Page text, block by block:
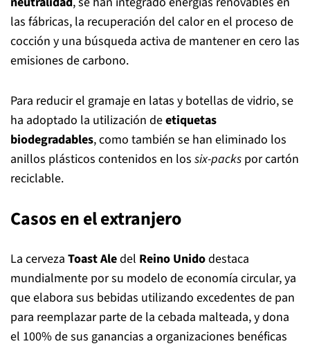
las fábricas, la recuperación del calor en el proceso de
cocción y una búsqueda activa de mantener en cero las
emisiones de carbono.
Para reducir el gramaje en latas y botellas de vidrio, se
ha adoptado la utilización deetiquetas
biodegradables, como también se han eliminado los
anillos plásticos contenidos en los six-packs por cartón
reciclable.
Casos en el extranjero
La cerveza Toast Aledel Reino Unidodestaca
mundialmente por su modelo de economía circular, ya
que elabora sus bebidas utilizando excedentes de pan
para reemplazar parte de la cebada malteada, y dona
el 100% de sus ganancias a organizaciones benéficas